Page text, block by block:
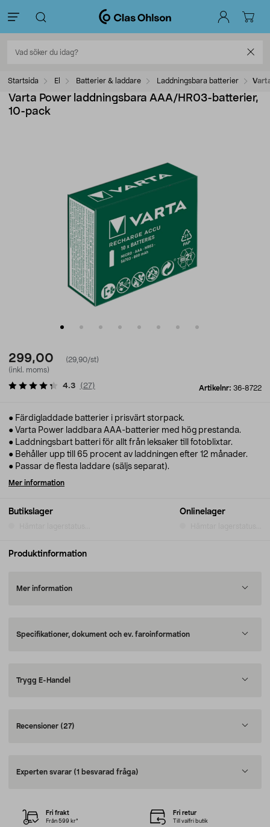
Startsida El Batterier & laddare Laddningsbara batterier
Varta Power laddningsbara AAA/HR03-batterier,
10-pack
299,00
(29,90/st)
(inkl. moms)
Artikelnr: 36-8722
4.3 ( 27)
Butikslager Onlinelager
● Färdigladdade batterier i prisvärt storpack.
● Varta Power laddbara AAA-batterier med hög prestanda.
● Laddningsbart batteri för allt från leksaker till fotoblixtar.
● Behåller upp till 65 procent av laddningen efter 12 månader.
● Passar de flesta laddare (säljs separat).
Mer information
Produktinformation
Mer information
Specifikationer, dokument och ev. faroinformation
Trygg E-Handel
Recensioner (27)
Experten svarar (1 besvarad fråga)
Fri frakt
Från 599 kr*
Fri retur
Till valfri butik